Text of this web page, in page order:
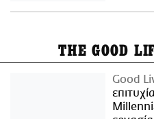
THE GOOD
Good